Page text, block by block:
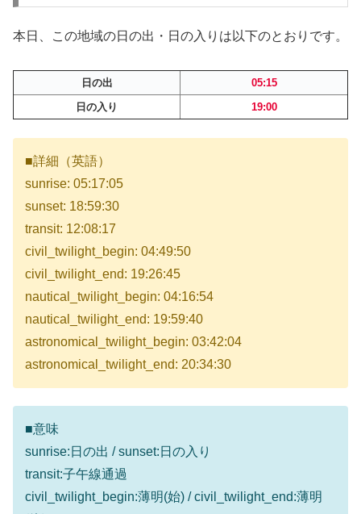
本日、この地域の日の出・日の入りは以下のとおりです。
日の出
05:15
日の入り
19:00
■詳細（英語）
sunrise: 05:17:05
sunset: 18:59:30
transit: 12:08:17
civil_twilight_begin: 04:49:50
civil_twilight_end: 19:26:45
nautical_twilight_begin: 04:16:54
nautical_twilight_end: 19:59:40
astronomical_twilight_begin: 03:42:04
astronomical_twilight_end: 20:34:30
■意味
sunrise:日の出 / sunset:日の入り
transit:子午線通過
civil_twilight_begin:薄明(始) / civil_twilight_end:薄明